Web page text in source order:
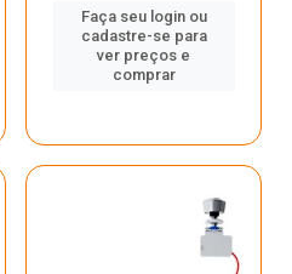
Faça seu login ou
cadastre-se para
ver preços e
comprar